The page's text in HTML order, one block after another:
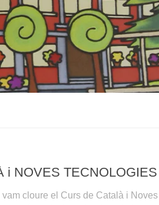
i NOVES TECNOLOGIES
cloure el Curs de Català i Noves